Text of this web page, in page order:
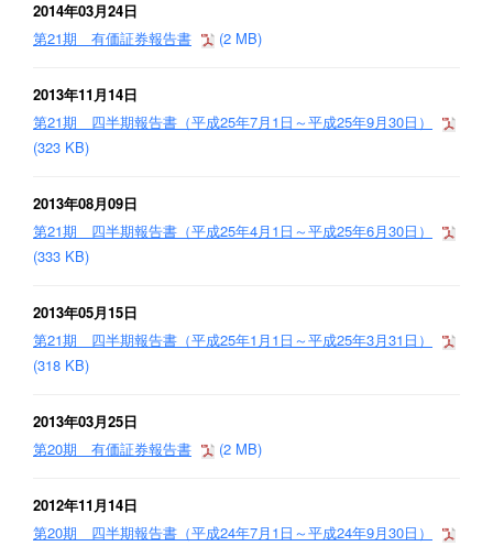
2014年03月24日
第21期 有価証券報告書
(2 MB)
2013年11月14日
第21期 四半期報告書（平成25年7月1日～平成25年9月30日）
(323 KB)
2013年08月09日
第21期 四半期報告書（平成25年4月1日～平成25年6月30日）
(333 KB)
2013年05月15日
第21期 四半期報告書（平成25年1月1日～平成25年3月31日）
(318 KB)
2013年03月25日
第20期 有価証券報告書
(2 MB)
2012年11月14日
第20期 四半期報告書（平成24年7月1日～平成24年9月30日）